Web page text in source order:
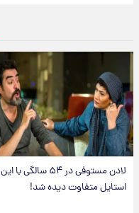
لادن مستوفی در ۵۴ سالگی با این
استایل متفاوت دیده شد!